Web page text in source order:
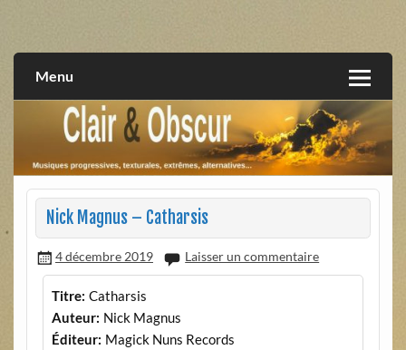
extrêmes, alternatives, texturales
Menu
Nick Magnus – Catharsis
4 décembre 2019 Laisser un commentaire
Titre: Catharsis
Auteur: Nick Magnus
Éditeur: Magick Nuns Records